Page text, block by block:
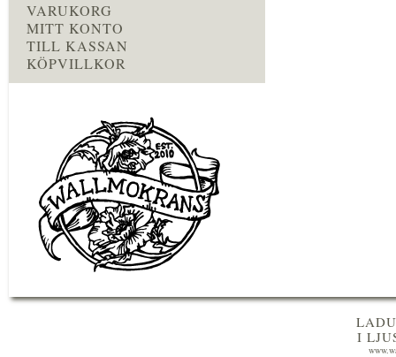
VARUKORG
MITT KONTO
TILL KASSAN
KÖPVILLKOR
I